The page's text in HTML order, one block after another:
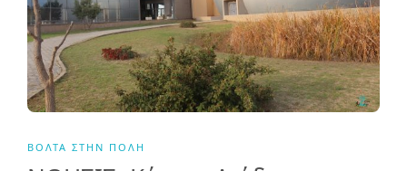
ΒΌΛΤΑ ΣΤΗΝ ΠΌΛΗ